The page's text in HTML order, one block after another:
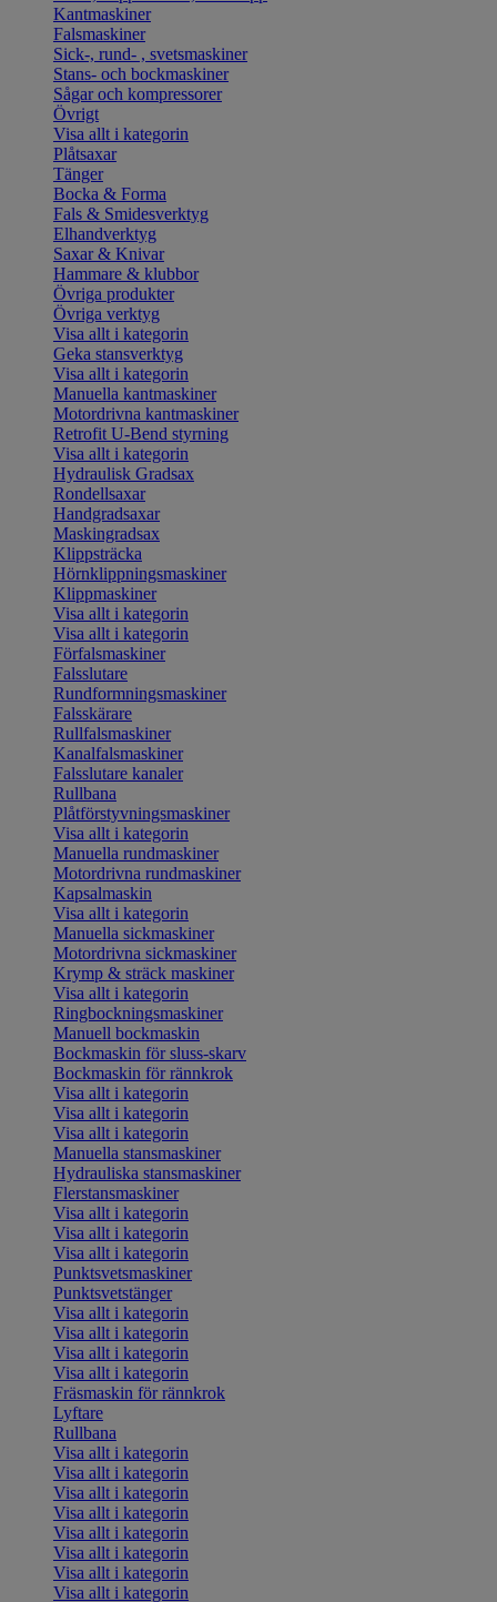
Kantmaskiner
Falsmaskiner
Sick-, rund- , svetsmaskiner
Stans- och bockmaskiner
Sågar och kompressorer
Övrigt
Visa allt i kategorin
Plåtsaxar
Tänger
Bocka & Forma
Fals & Smidesverktyg
Elhandverktyg
Saxar & Knivar
Hammare & klubbor
Övriga produkter
Övriga verktyg
Visa allt i kategorin
Geka stansverktyg
Visa allt i kategorin
Manuella kantmaskiner
Motordrivna kantmaskiner
Retrofit U-Bend styrning
Visa allt i kategorin
Hydraulisk Gradsax
Rondellsaxar
Handgradsaxar
Maskingradsax
Klippsträcka
Hörnklippningsmaskiner
Klippmaskiner
Visa allt i kategorin
Visa allt i kategorin
Förfalsmaskiner
Falsslutare
Rundformningsmaskiner
Falsskärare
Rullfalsmaskiner
Kanalfalsmaskiner
Falsslutare kanaler
Rullbana
Plåtförstyvningsmaskiner
Visa allt i kategorin
Manuella rundmaskiner
Motordrivna rundmaskiner
Kapsalmaskin
Visa allt i kategorin
Manuella sickmaskiner
Motordrivna sickmaskiner
Krymp & sträck maskiner
Visa allt i kategorin
Ringbockningsmaskiner
Manuell bockmaskin
Bockmaskin för sluss-skarv
Bockmaskin för rännkrok
Visa allt i kategorin
Visa allt i kategorin
Visa allt i kategorin
Manuella stansmaskiner
Hydrauliska stansmaskiner
Flerstansmaskiner
Visa allt i kategorin
Visa allt i kategorin
Visa allt i kategorin
Punktsvetsmaskiner
Punktsvetstänger
Visa allt i kategorin
Visa allt i kategorin
Visa allt i kategorin
Visa allt i kategorin
Fräsmaskin för rännkrok
Lyftare
Rullbana
Visa allt i kategorin
Visa allt i kategorin
Visa allt i kategorin
Visa allt i kategorin
Visa allt i kategorin
Visa allt i kategorin
Visa allt i kategorin
Visa allt i kategorin